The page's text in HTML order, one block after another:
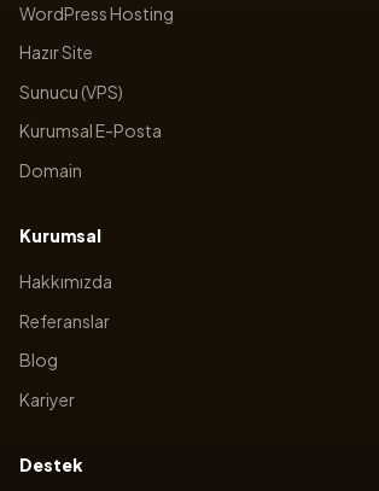
WordPress Hosting
Hazır Site
Sunucu (VPS)
Kurumsal E-Posta
Domain
Kurumsal
Hakkımızda
Referanslar
Blog
Kariyer
Destek